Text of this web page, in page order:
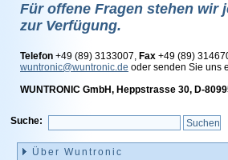
Für offene Fragen stehen wir
zur Verfügung.
Telefon +49 (89) 3133007, Fax +49 (89)
wuntronic@wuntronic.de oder senden Sie uns
WUNTRONIC GmbH, Heppstrasse 30, D-
Suche:
überspringen
Über Wuntronic